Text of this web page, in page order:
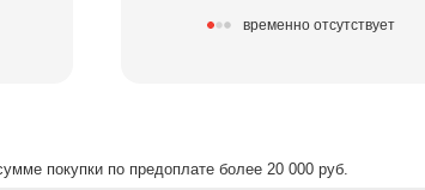
временно отсутствует
покупки по предоплате более 20 000 руб.